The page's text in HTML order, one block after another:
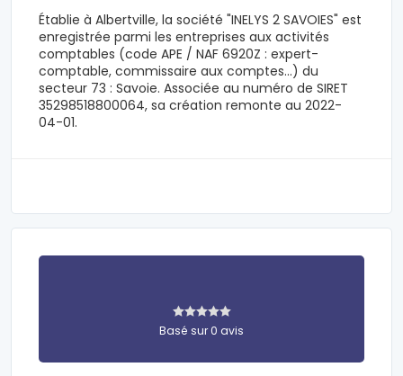
Établie à Albertville, la société "INELYS 2 SAVOIES" est
enregistrée parmi les entreprises aux activités
comptables (code APE / NAF 6920Z : expert-
comptable, commissaire aux comptes...) du
secteur 73 : Savoie. Associée au numéro de SIRET
35298518800064, sa création remonte au 2022-
04-01.
Basé sur 0 avis